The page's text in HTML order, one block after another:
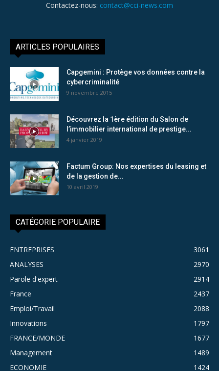
Contactez-nous: contact@cci-news.com
ARTICLES POPULAIRES
Capgemini : Protège vos données contre la
cybercriminalité
9 novembre 2015
Découvrez la 1ère édition du Salon de
l’immobilier international de prestige...
4 janvier 2019
Factum Group: Nos expertises du leasing et
de la gestion de...
10 avril 2019
CATÉGORIE POPULAIRE
ENTREPRISES
3061
ANALYSES
2970
Parole d'expert
2914
France
2437
Emploi/Travail
2088
Innovations
1797
FRANCE/MONDE
1677
Management
1489
ECONOMIE
1424